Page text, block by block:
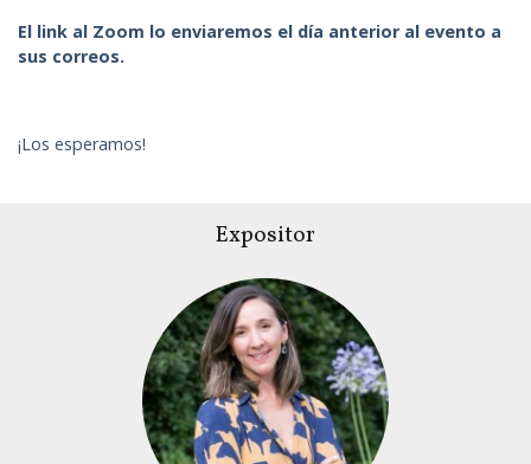
El link al Zoom lo enviaremos el día anterior al evento a
sus correos.
¡Los esperamos!
Expositor
Inicie sesión o únase para
visitar el perfil